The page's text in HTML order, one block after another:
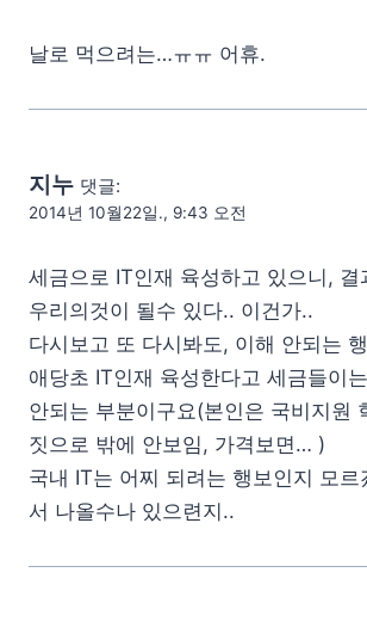
날로 먹으려는…ㅠㅠ 어휴.
지누 댓글:
2014년 10월22일., 9:43 오전
세금으로 IT인재 육성하고 있으니, 결
우리의것이 될수 있다.. 이건가..
다시보고 또 다시봐도, 이해 안되는
애당초 IT인재 육성한다고 세금들이
안되는 부분이구요(본인은 국비지원
짓으로 밖에 안보임, 가격보면… )
국내 IT는 어찌 되려는 행보인지 모르
서 나올수나 있으련지..